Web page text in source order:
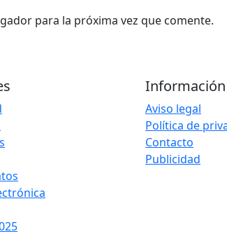
para la próxima vez que comente.
Información
Aviso legal
Política de
Contacto
Publicidad